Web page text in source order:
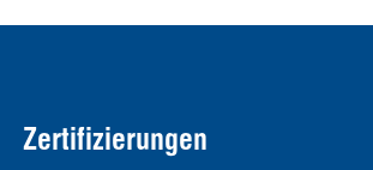
Zertifizierungen